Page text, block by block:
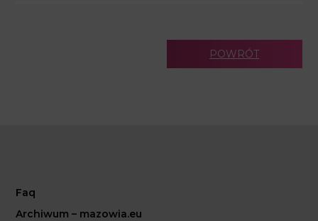
POWRÓT
Faq
Archiwum – mazowia.eu